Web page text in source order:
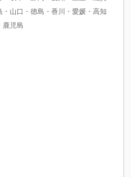
山口・徳島・香川・愛媛・高知
鹿児島